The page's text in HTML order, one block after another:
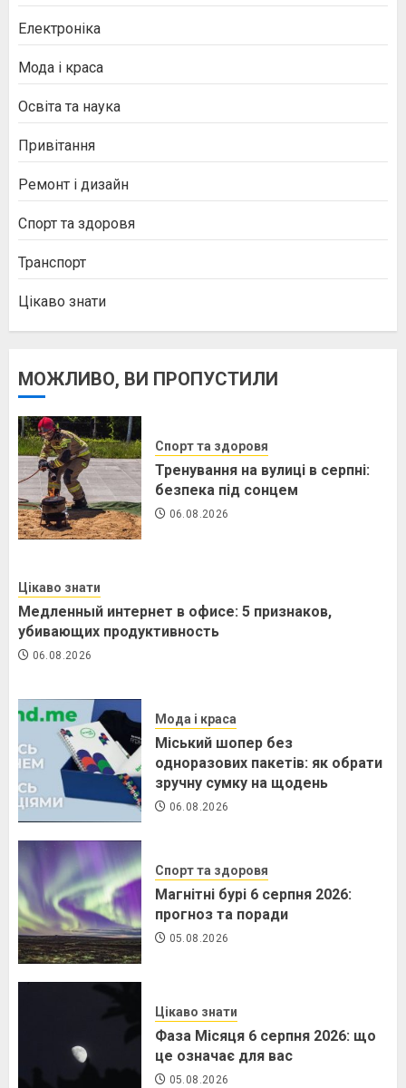
Електроніка
Мода і краса
Освіта та наука
Привітання
Ремонт і дизайн
Спорт та здоровя
Транспорт
Цікаво знати
МОЖЛИВО, ВИ ПРОПУСТИЛИ
Спорт та здоровя
Тренування на вулиці в серпні:
безпека під сонцем
06.08.2026
Цікаво знати
Медленный интернет в офисе: 5 признаков,
убивающих продуктивность
06.08.2026
Мода і краса
Міський шопер без
одноразових пакетів: як обрати
зручну сумку на щодень
06.08.2026
Спорт та здоровя
Магнітні бурі 6 серпня 2026:
прогноз та поради
05.08.2026
Цікаво знати
Фаза Місяця 6 серпня 2026: що
це означає для вас
05.08.2026